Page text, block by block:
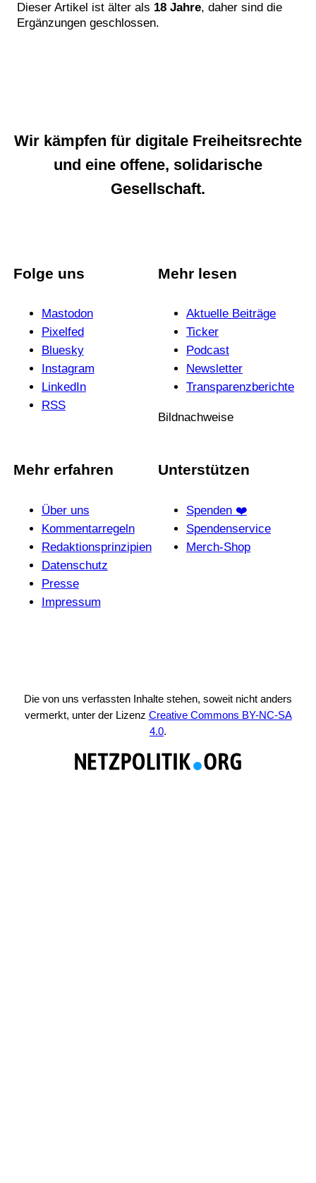
Dieser Artikel ist älter als 18 Jahre, daher sind die
Ergänzungen geschlossen.
Wir kämpfen für digitale Freiheitsrechte
und eine offene, solidarische
Gesellschaft.
Folge uns
Mastodon
Pixelfed
Bluesky
Instagram
LinkedIn
RSS
Mehr lesen
Aktuelle Beiträge
Ticker
Podcast
News­letter
Trans­pa­renz­be­richte
Bildnachweise
Mehr erfahren
Über uns
Kommentarregeln
Redak­ti­ons­prin­zi­pien
Daten­schutz
Presse
Impressum
Unterstützen
Spenden ❤️
Spendenservice
Merch-Shop
Die von uns verfassten Inhalte stehen, soweit nicht anders
vermerkt, unter der Lizenz Creative Commons BY-NC-SA
4.0.